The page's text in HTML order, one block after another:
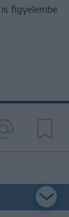
figyelembe